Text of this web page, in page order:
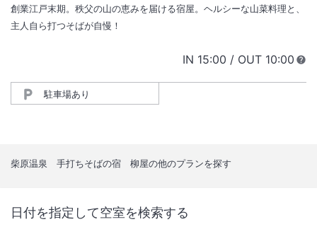
創業江戸末期。秩父の山の恵みを届ける宿屋。ヘルシーな山菜料理と、
主人自ら打つそばが自慢！
IN チェックイン
15:00 / OUT チェック
10:00
駐車場あり
柴原温泉 手打ちそばの宿 柳屋の他のプランを探す
日付を指定して空室を検索する